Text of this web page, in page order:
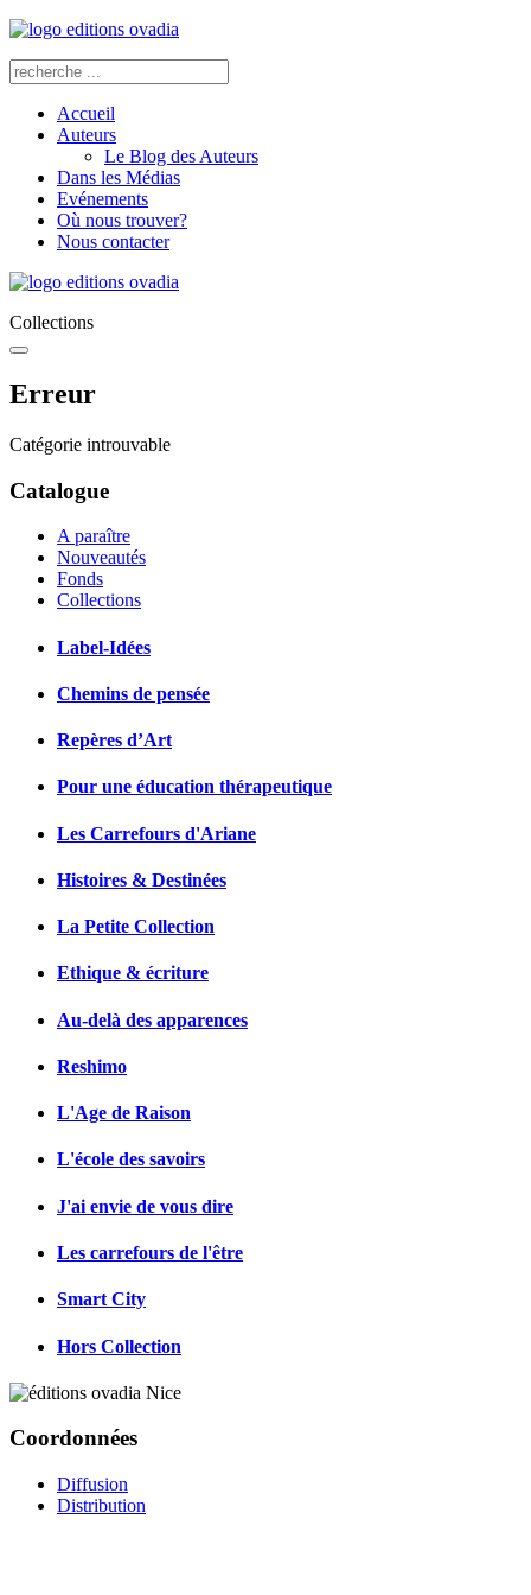
Accueil
Auteurs
Le Blog des Auteurs
Dans les Médias
Evénements
Où nous trouver?
Nous contacter
Collections
Erreur
Catégorie introuvable
Catalogue
A paraître
Nouveautés
Fonds
Collections
Label-Idées
Chemins de pensée
Repères d’Art
Pour une éducation thérapeutique
Les Carrefours d'Ariane
Histoires & Destinées
La Petite Collection
Ethique & écriture
Au-delà des apparences
Reshimo
L'Age de Raison
L'école des savoirs
J'ai envie de vous dire
Les carrefours de l'être
Smart City
Hors Collection
Coordonnées
Diffusion
Distribution